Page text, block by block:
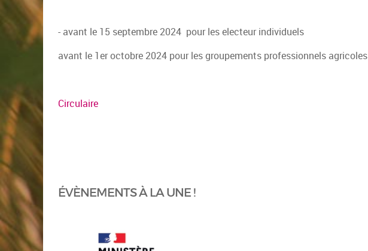
- avant le 15 septembre 2024 pour les electeur individuels
avant le 1er octobre 2024 pour les groupements professionnels agricoles
Circulaire
ÉVÈNEMENTS À LA UNE !